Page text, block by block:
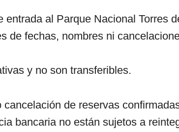
entrada al Parque Nacional Torres
de fechas, nombres ni
y no son transferibles.
de reservas
bancaria no están sujetos a